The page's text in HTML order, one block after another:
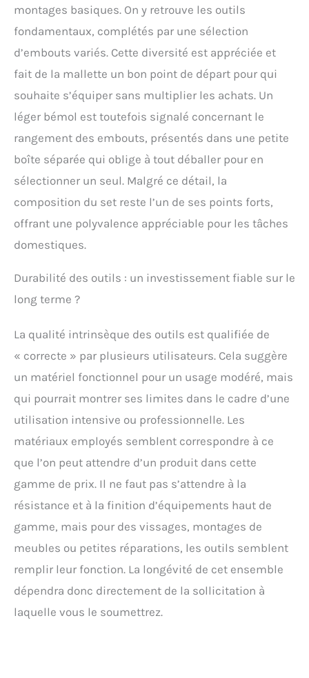
montages basiques. On y retrouve les outils
fondamentaux, complétés par une sélection
d’embouts variés. Cette diversité est appréciée et
fait de la mallette un bon point de départ pour qui
souhaite s’équiper sans multiplier les achats. Un
léger bémol est toutefois signalé concernant le
rangement des embouts, présentés dans une petite
boîte séparée qui oblige à tout déballer pour en
sélectionner un seul. Malgré ce détail, la
composition du set reste l’un de ses points forts,
offrant une polyvalence appréciable pour les tâches
domestiques.
Durabilité des outils : un investissement fiable sur le
long terme ?
La qualité intrinsèque des outils est qualifiée de
« correcte » par plusieurs utilisateurs. Cela suggère
un matériel fonctionnel pour un usage modéré, mais
qui pourrait montrer ses limites dans le cadre d’une
utilisation intensive ou professionnelle. Les
matériaux employés semblent correspondre à ce
que l’on peut attendre d’un produit dans cette
gamme de prix. Il ne faut pas s’attendre à la
résistance et à la finition d’équipements haut de
gamme, mais pour des vissages, montages de
meubles ou petites réparations, les outils semblent
remplir leur fonction. La longévité de cet ensemble
dépendra donc directement de la sollicitation à
laquelle vous le soumettrez.